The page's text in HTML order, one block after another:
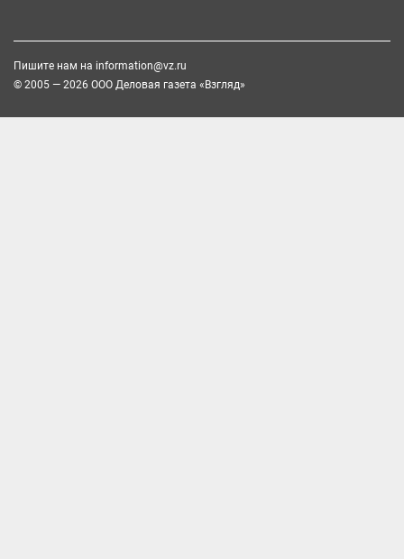
Пишите нам на information@vz.ru
© 2005 — 2026 ООО Деловая газета «Взгляд»